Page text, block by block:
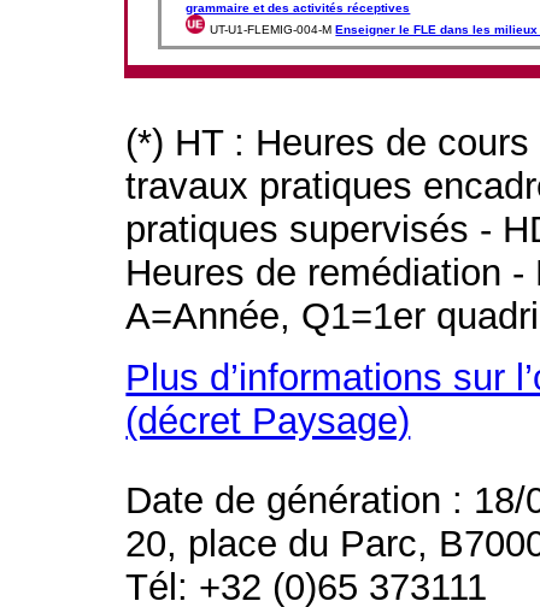
grammaire et des activités réceptives
UT-U1-FLEMIG-004-MEnseigner le FLE dans les
(*) HT : Heures de
travaux pratiques
pratiques supervisés -
Heures de remédiation
A=Année, Q1=1er
Plus d’informations sur
(décret Paysage)
Date de génération : 18/
20, place du Parc,
Tél: +32 (0)65 373111